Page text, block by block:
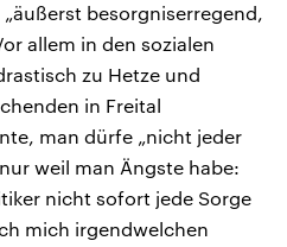
„äußerst besorgniserregend,
allem in den sozialen
zu Hetze und
in Freital
man dürfe „nicht jeder
weil man Ängste habe:
nicht sofort jede Sorge
mich irgendwelchen